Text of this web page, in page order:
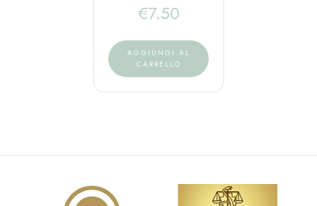
€7.50
AGGIUNGI AL
CARRELLO